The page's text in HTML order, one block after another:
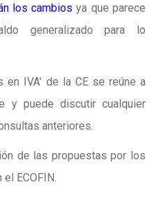
los cambios ya que parece
generalizado para lo
en IVA' de la CE se reúne a
y puede discutir cualquier
anteriores.
de las propuestas por los
ECOFIN.